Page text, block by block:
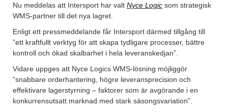
Nu meddelas att Intersport har valt Nyce Logic som strategisk
WMS-partner till det nya lagret.
Enligt ett pressmeddelande får Intersport därmed tillgång till
”ett kraftfullt verktyg för att skapa tydligare processer, bättre
kontroll och ökad skalbarhet i hela leveranskedjan”.
Vidare uppges att Nyce Logics WMS-lösning möjliggör
”snabbare orderhantering, högre leveransprecision och
effektivare lagerstyrning – faktorer som är avgörande i en
konkurrensutsatt marknad med stark säsongsvariation”.